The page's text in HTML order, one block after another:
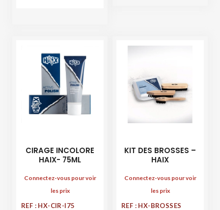
CIRAGE INCOLORE
HAIX- 75ML
Connectez-vous pour voir
les prix
REF : HX-CIR-I75
KIT DES BROSSES –
HAIX
Connectez-vous pour voir
les prix
REF : HX-BROSSES